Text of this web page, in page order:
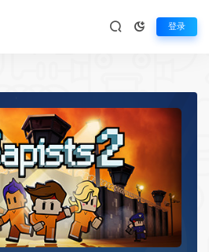
登录